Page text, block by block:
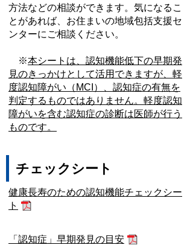
方法などの相談ができます。気になるこ
とがあれば、お住まいの地域包括支援セ
ンターにご相談ください。
※本シートは、認知機能低下の早期発
見のきっかけとして活用できますが、軽
度認知障がい（MCI）、認知症の有無を
判定するものではありません。軽度認知
障がいを含む認知症の診断は医師が行う
ものです。
チェックシート
健康長寿のための認知機能チェックシー
ト
「認知症」早期発見の目安